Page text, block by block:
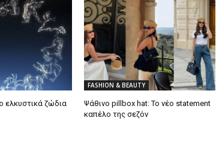
ελκυστικά ζώδια
FASHION & BEAUTY
Ψάθινο pillbox hat: Το νέο statement
καπέλο της σεζόν